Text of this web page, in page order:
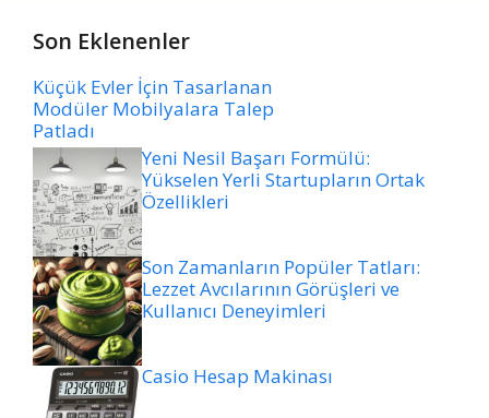
Son Eklenenler
Küçük Evler İçin Tasarlanan
Modüler Mobilyalara Talep
Patladı
Yeni Nesil Başarı Formülü:
Yükselen Yerli Startupların Ortak
Özellikleri
Son Zamanların Popüler Tatları:
Lezzet Avcılarının Görüşleri ve
Kullanıcı Deneyimleri
Casio Hesap Makinası